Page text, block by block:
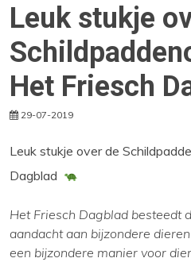
Leuk stukje
Het Friesch
29-07-2019
Leuk stukje over de
Dagblad
Het Friesch Dagblad besteedt
aandacht aan bijzondere
een bijzondere manier voor